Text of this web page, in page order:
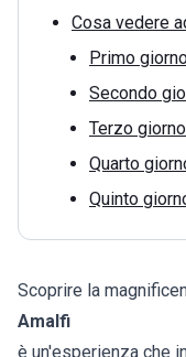
Cosa vedere
Primo
Secondo
Terzo giorno
Quarto
Quinto
Scoprire la
Amalfi
è un'esperienza che